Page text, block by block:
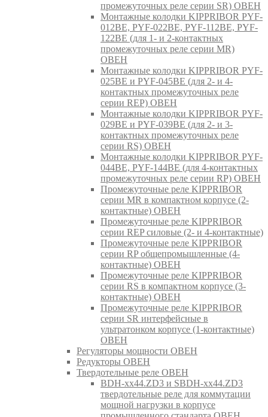
промежуточных реле серии SR) ОВЕН
Монтажные колодки KIPPRIBOR PYF-
012BE, PYF-022BE, PYF-112BE, PYF-
122BE (для 1- и 2-контактных
промежуточных реле серии MR)
ОВЕН
Монтажные колодки KIPPRIBOR PYF-
025BE и PYF-045BE (для 2- и 4-
контактных промежуточных реле
серии REP) ОВЕН
Монтажные колодки KIPPRIBOR PYF-
029BE и PYF-039BE (для 2- и 3-
контактных промежуточных реле
серии RS) ОВЕН
Монтажные колодки KIPPRIBOR PYF-
044BE, PYF-144BE (для 4-контактных
промежуточных реле серии RP) ОВЕН
Промежуточные реле KIPPRIBOR
серии MR в компактном корпусе (2-
контактные) ОВЕН
Промежуточные реле KIPPRIBOR
серии REP силовые (2- и 4-контактные)
Промежуточные реле KIPPRIBOR
серии RP общепромышленные (4-
контактные) ОВЕН
Промежуточные реле KIPPRIBOR
серии RS в компактном корпусе (3-
контактные) ОВЕН
Промежуточные реле KIPPRIBOR
серии SR интерфейсные в
ультратонком корпусе (1-контактные)
ОВЕН
Регуляторы мощности ОВЕН
Редукторы ОВЕН
Твердотельные реле ОВЕН
BDH-xx44.ZD3 и SBDH-xx44.ZD3
твердотельные реле для коммутации
мощной нагрузки в корпусе